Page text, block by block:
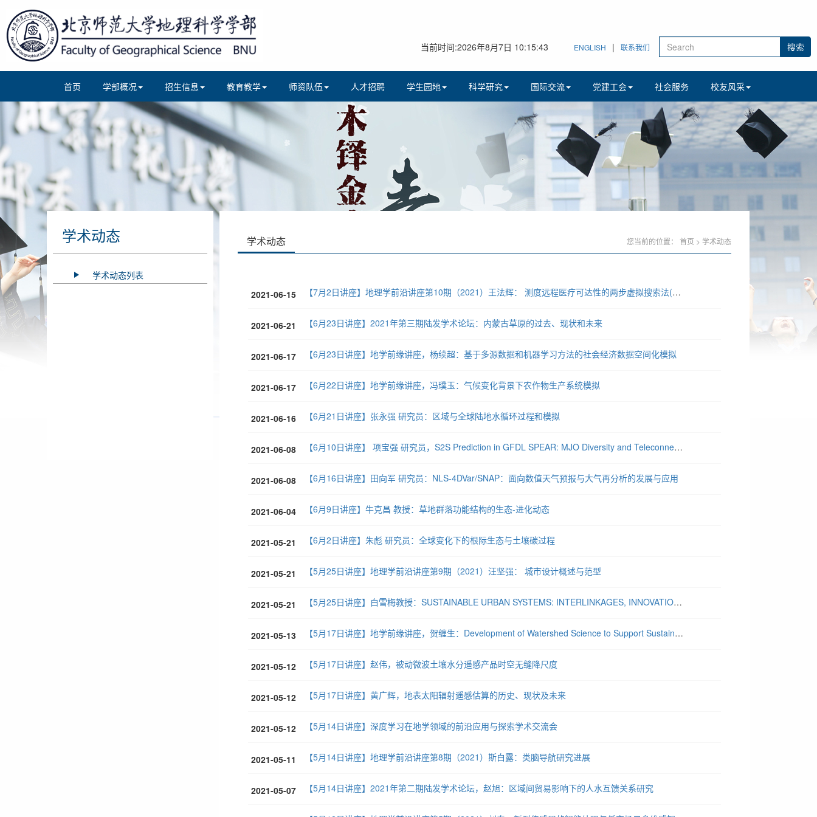
当前时间:2026年8月7日 10:15:44 ENGLISH | 联系我们
首页 学部概况 招生信息 教育教学 师资队伍 人才招聘 学生园地 科学研究 国际交流 党建工会 社会服务 校友风采
学术动态
学术动态列表
学术动态 您当前的位置：首页 >学术动态
2021-06-15 【7月2日讲座】地理学前沿讲座第10期（2021）王法辉： 测度远程医疗可达性的两步虚拟搜索法(2SVCA)
2021-06-21 【6月23日讲座】2021年第三期陆发学术论坛：内蒙古草原的过去、现状和未来
2021-06-17 【6月23日讲座】地学前缘讲座，杨续超：基于多源数据和机器学习方法的社会经济数据空间化模拟
2021-06-17 【6月22日讲座】地学前缘讲座，冯璞玉：气候变化背景下农作物生产系统模拟
2021-06-16 【6月21日讲座】张永强 研究员：区域与全球陆地水循环过程和模拟
2021-06-08 【6月10日讲座】 项宝强 研究员，S2S Prediction in GFDL SPEAR: MJO Diversity and Teleconnections
2021-06-08 【6月16日讲座】田向军 研究员：NLS-4DVar/SNAP：面向数值天气预报与大气再分析的发展与应用
2021-06-04 【6月9日讲座】牛克昌 教授：草地群落功能结构的生态-进化动态
2021-05-21 【6月2日讲座】朱彪 研究员：全球变化下的根际生态与土壤碳过程
2021-05-21 【5月25日讲座】地理学前沿讲座第9期（2021）汪坚强： 城市设计概述与范型
2021-05-21 【5月25日讲座】白雪梅教授：SUSTAINABLE URBAN SYSTEMS: INTERLINKAGES, INNOVATIONS AND TRANSITION（可持续城市系统：互动，创新与转型...
2021-05-13 【5月17日讲座】地学前缘讲座，贺缠生：Development of Watershed Science to Support Sustainable Water Resources Manageme...
2021-05-12 【5月17日讲座】赵伟，被动微波土壤水分遥感产品时空无缝降尺度
2021-05-12 【5月17日讲座】黄广辉，地表太阳辐射遥感估算的历史、现状及未来
2021-05-12 【5月14日讲座】深度学习在地学领域的前沿应用与探索学术交流会
2021-05-11 【5月14日讲座】地理学前沿讲座第8期（2021）斯白露：类脑导航研究进展
2021-05-07 【5月14日讲座】2021年第二期陆发学术论坛，赵旭：区域间贸易影响下的人水互馈关系研究